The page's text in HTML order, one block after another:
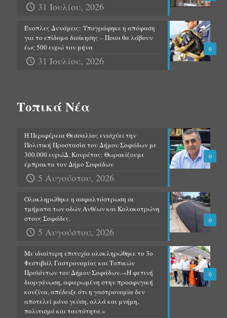
31 Ιουλίου, 2026
0
Ένοπλες Δυνάμεις: Υπογράφηκε η απόφαση
για το επίδομα διοίκησης – Ποιοι θα λάβουν
έως 500 ευρώ τον μήνα
31 Ιουλίου, 2026
Τοπικά Νέα
0
Η Περιφέρεια Θεσσαλίας ενισχύει την
Πολιτική Προστασία του Δήμου Σοφάδων με
300.000 ευρώΔ. Κουρέτας: Θωρακίζουμε
έμπρακτα τον Δήμο Σοφάδων
5 Αυγούστου, 2026
0
Ολοκληρώθηκε η ασφαλτόστρωση σε
τμήματα των οδών Ανθέων και Κολοκοτρώνη
στους Σοφάδες.
5 Αυγούστου, 2026
0
Με ιδιαίτερη επιτυχία ολοκληρώθηκε το 3ο
Φεστιβάλ Γαστρονομίας και Τοπικών
Προϊόντων του Δήμου Σοφάδων.-«Η φετινή
διοργάνωση, αφιερωμένη στην προσφυγική
κουζίνα, απέδειξε ότι η γαστρονομία δεν
αποτελεί μόνο γεύση, αλλά και μνήμη,
πολιτισμό και ταυτότητα.»